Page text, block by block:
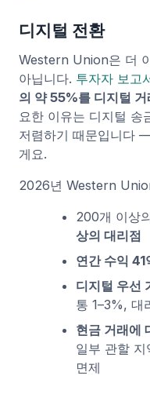
디지털 전환
Western Union은 더
아닙니다. 투자자 보고
의 약 55%를 디지털 거
요한 이유는 디지털 송
저렴하기 때문입니다
게요.
2026년 Western
200개 이상
상의 대리점
연간 수익 41
디지털 우선
통 1–3%, 대
현금 거래에
일부 관할
면제